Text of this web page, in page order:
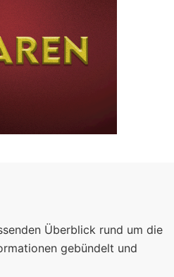
Überblick rund um die
gebündelt und